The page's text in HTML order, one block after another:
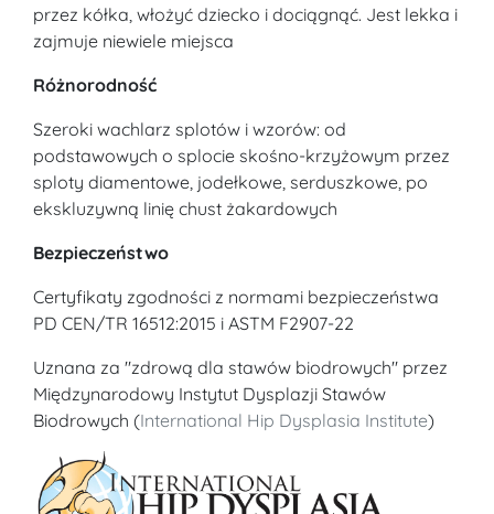
przez kółka, włożyć dziecko i dociągnąć. Jest lekka i
zajmuje niewiele miejsca
Różnorodność
Szeroki wachlarz splotów i wzorów: od
podstawowych o splocie skośno-krzyżowym przez
sploty diamentowe, jodełkowe, serduszkowe, po
ekskluzywną linię chust żakardowych
Bezpieczeństwo
Certyfikaty zgodności z normami bezpieczeństwa
PD CEN/TR 16512:2015 i ASTM F2907-22
Uznana za "zdrową dla stawów biodrowych" przez
Międzynarodowy Instytut Dysplazji Stawów
Biodrowych (International Hip Dysplasia Institute)